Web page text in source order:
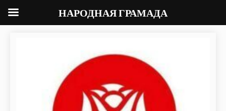
НАРОДНАЯ ГРАМАДА